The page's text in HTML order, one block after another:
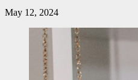
May 12, 2024